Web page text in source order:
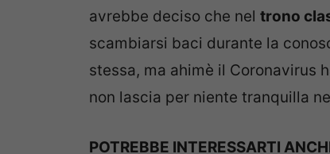
avrebbe deciso che nel trono
scambiarsi baci durante la
stessa, ma ahimè il Coronavirus
non lascia per niente tranquilla
POTREBBE INTERESSARTI